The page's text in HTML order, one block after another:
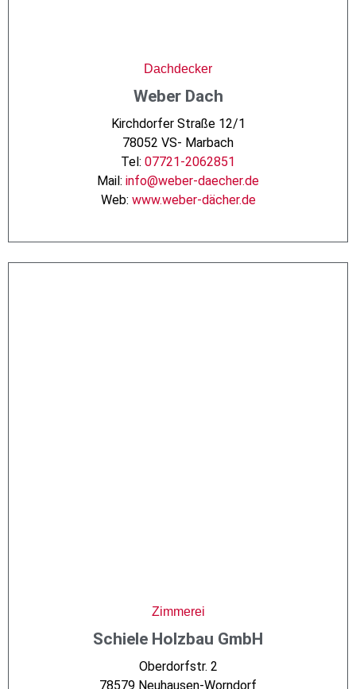
Dachdecker
Weber Dach
Kirchdorfer Straße 12/1
78052 VS- Marbach
Tel: 07721-2062851
Mail: info@weber-daecher.de
Web: www.weber-dächer.de
Zimmerei
Schiele Holzbau GmbH
Oberdorfstr. 2
78579 Neuhausen-Worndorf